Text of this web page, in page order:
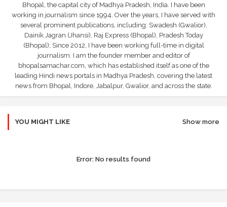
Bhopal, the capital city of Madhya Pradesh, India. I have been
working in journalism since 1994. Over the years, I have served with
several prominent publications, including: Swadesh (Gwalior),
Dainik Jagran (Jhansi), Raj Express (Bhopal), Pradesh Today
(Bhopal); Since 2012, I have been working full-time in digital
journalism. I am the founder member and editor of
bhopalsamachar.com, which has established itself as one of the
leading Hindi news portals in Madhya Pradesh, covering the latest
news from Bhopal, Indore, Jabalpur, Gwalior, and across the state.
YOU MIGHT LIKE Show more
Error: No results found